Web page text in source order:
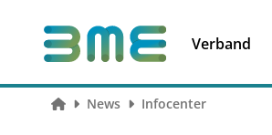
Verband
Führungskompetenzen
News Infocenter